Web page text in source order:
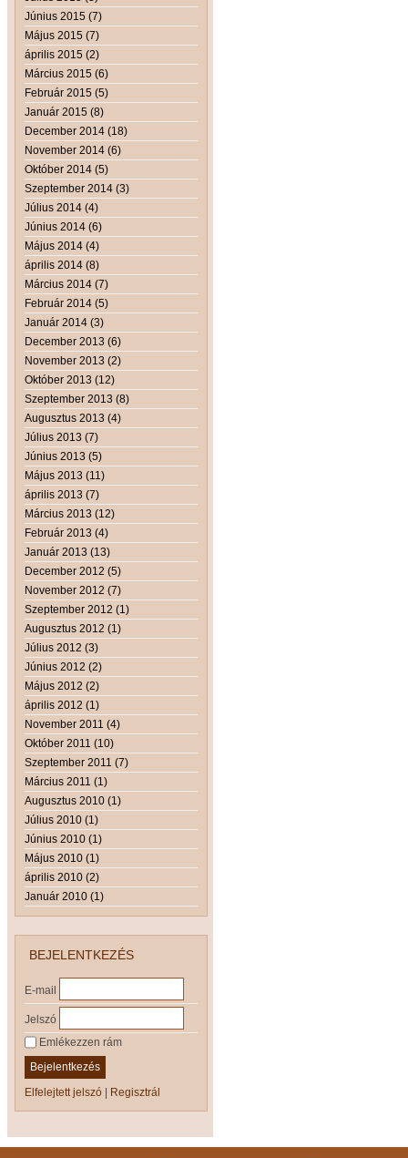
Június 2015 (7)
Május 2015 (7)
április 2015 (2)
Március 2015 (6)
Február 2015 (5)
Január 2015 (8)
December 2014 (18)
November 2014 (6)
Október 2014 (5)
Szeptember 2014 (3)
Július 2014 (4)
Június 2014 (6)
Május 2014 (4)
április 2014 (8)
Március 2014 (7)
Február 2014 (5)
Január 2014 (3)
December 2013 (6)
November 2013 (2)
Október 2013 (12)
Szeptember 2013 (8)
Augusztus 2013 (4)
Július 2013 (7)
Június 2013 (5)
Május 2013 (11)
április 2013 (7)
Március 2013 (12)
Február 2013 (4)
Január 2013 (13)
December 2012 (5)
November 2012 (7)
Szeptember 2012 (1)
Augusztus 2012 (1)
Július 2012 (3)
Június 2012 (2)
Május 2012 (2)
április 2012 (1)
November 2011 (4)
Október 2011 (10)
Szeptember 2011 (7)
Március 2011 (1)
Augusztus 2010 (1)
Július 2010 (1)
Június 2010 (1)
Május 2010 (1)
április 2010 (2)
Január 2010 (1)
BEJELENTKEZÉS
E-mail
Jelszó
Emlékezzen rám
Bejelentkezés
Elfelejtett jelszó | Regisztrál